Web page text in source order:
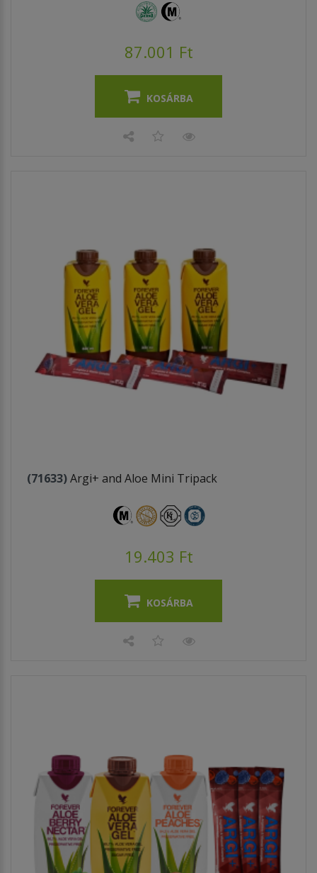
87.001 Ft
KOSÁRBA
(71633)Argi+ and Aloe Mini Tripack
19.403 Ft
KOSÁRBA